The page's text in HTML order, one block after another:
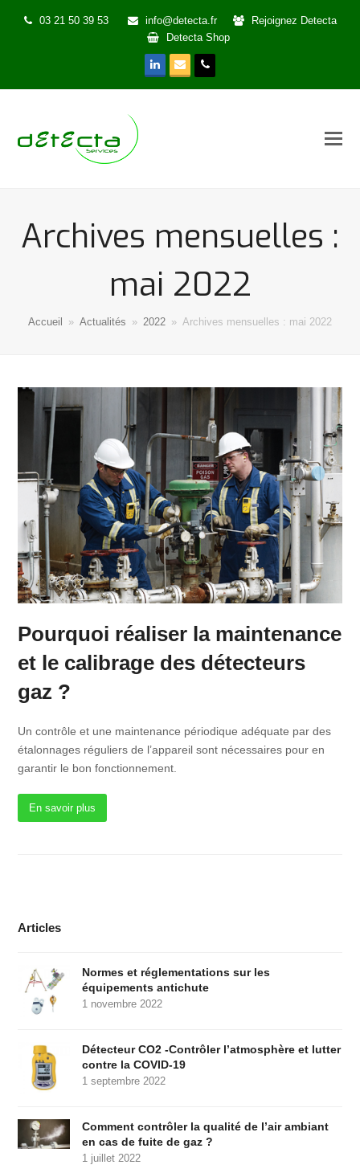
03 21 50 39 53 info@detecta.fr
Rejoignez Detecta
Detecta Shop
LinkedIn
EmailPhone
Archives mensuelles :
mai 2022
Accueil » Actualités » 2022 » Archives mensuelles : mai 2022
Pourquoi réaliser la maintenance
et le calibrage des détecteurs
gaz ?
Un contrôle et une maintenance périodique adéquate par des
étalonnages réguliers de l’appareil sont nécessaires pour en
garantir le bon fonctionnement.
En savoir plus
Articles
Normes et réglementations sur les
équipements antichute
1 novembre 2022
Détecteur CO2 -Contrôler l’atmosphère et lutter
contre la COVID-19
1 septembre 2022
Comment contrôler la qualité de l’air ambiant
en cas de fuite de gaz ?
1 juillet 2022